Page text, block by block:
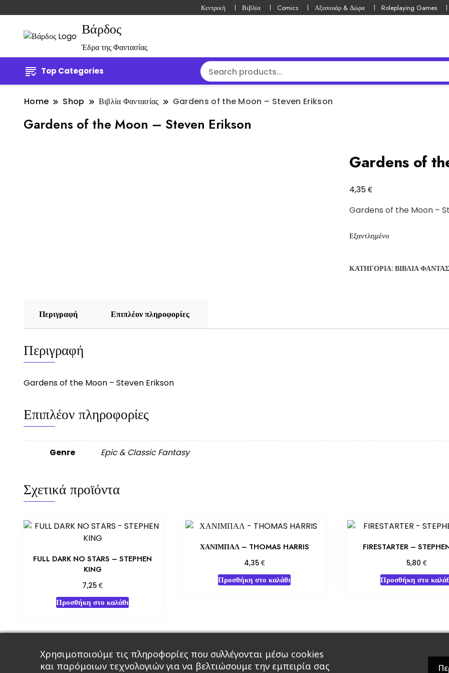
Κεντρική Βιβλία Comics Αξεσουάρ & Δώρα Roleplaying Games
Βάρδος
Έδρα της Φαντασίας
Top Categories
Home Shop Βιβλία Φαντασίας Gardens of the Moon – Steven Erikson
Gardens of the Moon – Steven Erikson
Gardens of
4,35€
Gardens of the Moon –
Εξαντλημένο
ΚΑΤΗΓΟΡΊΑ: ΒΙΒΛΊΑ
Περιγραφή Επιπλέον πληροφορίες
Περιγραφή
Gardens of the Moon – Steven Erikson
Επιπλέον πληροφορίες
Genre Epic & Classic Fantasy
Σχετικά προϊόντα
FULL DARK NO STARS – STEPHEN
KING
7,25€
Προσθήκη στο καλάθι
ΧΑΝΙΜΠΑΛ – THOMAS HARRIS
4,35 €
Προσθήκη στο καλάθι
FIRESTARTER –
5,80 €
Προσθήκη στο
Κεντρική Βιβλία Comics Αξεσουάρ & Δώρα Roleplaying Games
Χρησιμοποιούμε τις πληροφορίες που συλλέγονται μέσω cookies
και παρόμοιων τεχνολογιών για να βελτιώσουμε την εμπειρία σας